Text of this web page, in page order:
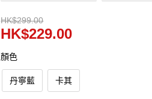
HK$299.00
HK$229.00
顏色
丹寧藍 卡其